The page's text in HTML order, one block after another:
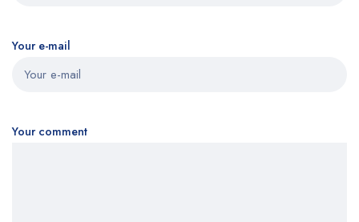
Your e-mail
Your comment